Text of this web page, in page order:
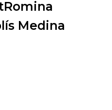
Romina
Medina